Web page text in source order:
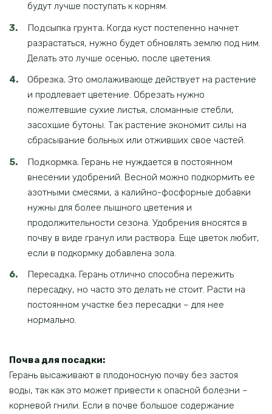
будут лучше поступать к корням.
Подсыпка грунта. Когда куст постепенно начнет
разрастаться, нужно будет обновлять землю под ним.
Делать это лучше осенью, после цветения.
Обрезка. Это омолаживающе действует на растение
и продлевает цветение. Обрезать нужно
пожелтевшие сухие листья, сломанные стебли,
засохшие бутоны. Так растение экономит силы на
сбрасывание больных или отживших свое частей.
Подкормка. Герань не нуждается в постоянном
внесении удобрений. Весной можно подкормить ее
азотными смесями, а калийно-фосфорные добавки
нужны для более пышного цветения и
продолжительности сезона. Удобрения вносятся в
почву в виде гранул или раствора. Еще цветок любит,
если в подкормку добавлена зола.
Пересадка. Герань отлично способна пережить
пересадку, но часто это делать не стоит. Расти на
постоянном участке без пересадки – для нее
нормально.
Почва для посадки:
Герань высаживают в плодоносную почву без застоя
воды, так как это может привести к опасной болезни –
корневой гнили. Если в почве большое содержание